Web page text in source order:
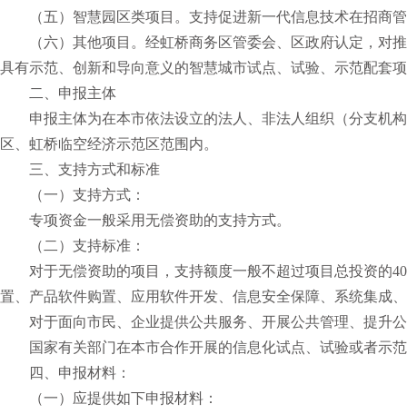
（五）智慧园区类项目。支持促进新一代信息技术在招
（六）其他项目。经虹桥商务区管委会、区政府认定，
具有示范、创新和导向意义的智慧城市试点、试验、示范配套
二、申报主体
申报主体为在本市依法设立的法人、非法人组织（分支机
区、虹桥临空经济示范区范围内。
三、支持方式和标准
（一）支持方式：
专项资金一般采用无偿资助的支持方式。
（二）支持标准：
对于无偿资助的项目，支持额度一般不超过项目总投资的
置、产品软件购置、应用软件开发、信息安全保障、系统集成
对于面向市民、企业提供公共服务、开展公共管理、提升
国家有关部门在本市合作开展的信息化试点、试验或者示
四、申报材料：
（一）应提供如下申报材料：